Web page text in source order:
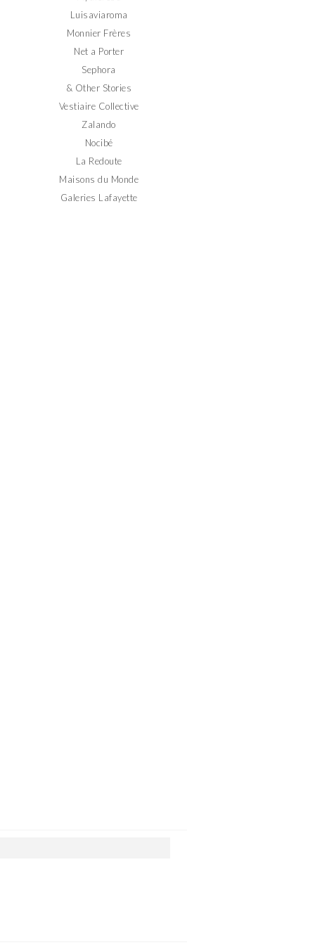
Luisaviaroma
Monnier Frères
Net a Porter
Sephora
& Other Stories
Vestiaire Collective
Zalando
Nocibé
La Redoute
Maisons du Monde
Galeries Lafayette